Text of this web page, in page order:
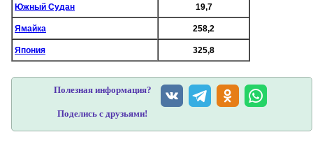
Южный Судан 19,7
Ямайка 258,2
Япония 325,8
Полезная информация?
Поделись с друзьями!